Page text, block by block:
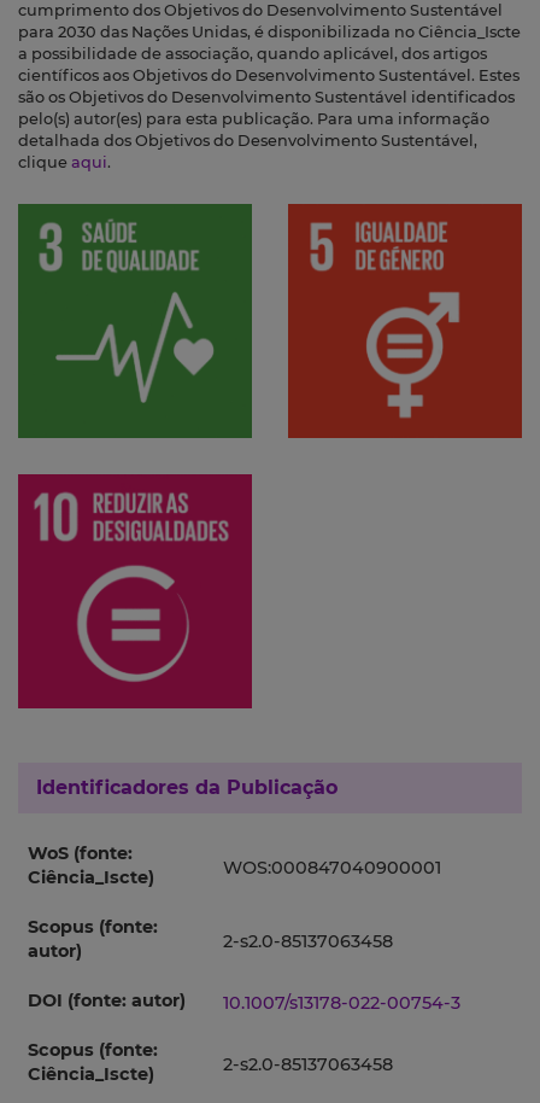
cumprimento dos Objetivos do Desenvolvimento Sustentável
para 2030 das Nações Unidas, é disponibilizada no Ciência_Iscte
a possibilidade de associação, quando aplicável, dos artigos
científicos aos Objetivos do Desenvolvimento Sustentável. Estes
são os Objetivos do Desenvolvimento Sustentável identificados
pelo(s) autor(es) para esta publicação. Para uma informação
detalhada dos Objetivos do Desenvolvimento Sustentável,
clique aqui.
Identificadores da Publicação
WoS (fonte:
Ciência_Iscte)
WOS:000847040900001
Scopus (fonte:
autor)
2-s2.0-85137063458
DOI (fonte: autor) 10.1007/s13178-022-00754-3
Scopus (fonte:
Ciência_Iscte)
2-s2.0-85137063458